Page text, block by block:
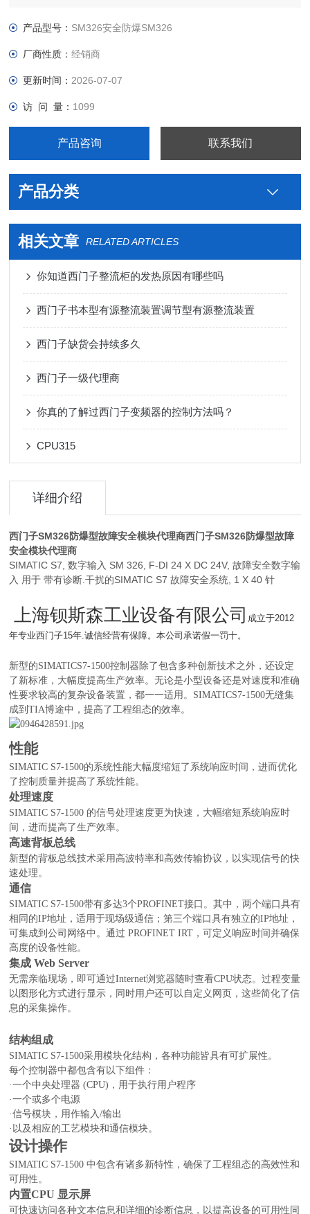
本公司专业销售西门子各系列产品，为工业企业提供西门子自动
制、传动 产品及高、中
产品型号： SM326安全防爆SM326
厂商性质：经销商
更新时间： 2026-07-07
访 问 量： 1099
产品咨询 联系我们
产品分类
相关文章 RELATED ARTICLES
你知道西门子整流柜的发热原因有哪些吗
西门子书本型有源整流装置调节型有源整流装置
西门子缺货会持续多久
西门子一级代理商
你真的了解过西门子变频器的控制方法吗？
CPU315
详细介绍
西门子SM326防爆型故障安全模块代理商西门子SM326防爆型故障
安全模块代理商
SIMATIC S7, 数字输入 SM 326, F-DI 24 X DC 24V, 故障安全数字输
入 用于 带有诊断.干扰的SIMATIC S7 故障安全系统, 1 X 40 针
上海钡斯森工业设备有限公司 成立于2012
年专业西门子15年.诚信经营有保障。本公司承诺假一罚十。
新型的SIMATICS7-1500控制器除了包含多种创新技术之外，还设定
了新标准，大幅度提高生产效率。无论是小型设备还是对速度和准确
性要求较高的复杂设备装置，都一一适用。SIMATICS7-1500无缝集
成到TIA博途中，提高了工程组态的效率。
性能
SIMATIC S7-1500的系统性能大幅度缩短了系统响应时间，进而优化
了控制质量并提高了系统性能。
处理速度
SIMATIC S7-1500 的信号处理速度更为快速，大幅缩短系统响应时
间，进而提高了生产效率。
高速背板总线
新型的背板总线技术采用高波特率和高效传输协议，以实现信号的快
速处理。
通信
SIMATIC S7-1500带有多达3个PROFINET接口。其中，两个端口具有
相同的IP地址，适用于现场级通信；第三个端口具有独立的IP地址，
可集成到公司网络中。通过 PROFINET IRT，可定义响应时间并确保
高度的设备性能。
集成 Web Server
无需亲临现场，即可通过Internet浏览器随时查看CPU状态。过程变量
以图形化方式进行显示，同时用户还可以自定义网页，这些简化了信
息的采集操作。
结构组成
SIMATIC S7-1500采用模块化结构，各种功能皆具有可扩展性。
每个控制器中都包含有以下组件：
·一个中央处理器 (CPU)，用于执行用户程序
·一个或多个电源
·信号模块，用作输入/输出
·以及相应的工艺模块和通信模块。
设计操作
SIMATIC S7-1500 中包含有诸多新特性，确保了工程组态的高效性和
可用性。
内置CPU 显示屏
可快速访问各种文本信息和详细的诊断信息，以提高设备的可用性同